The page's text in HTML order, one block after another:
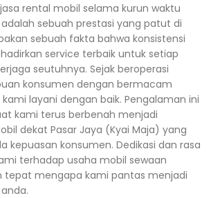
rental mobil selama kurun waktu
sebuah prestasi yang patut di
sebuah fakta bahwa konsistensi
service terbaik untuk setiap
seutuhnya. Sejak beroperasi
konsumen dengan bermacam
layani dengan baik. Pengalaman ini
kami terus berbenah menjadi
dekat Pasar Jaya (Kyai Maja) yang
kepuasan konsumen. Dedikasi dan rasa
terhadap usaha mobil sewaan
tepat mengapa kami pantas menjadi